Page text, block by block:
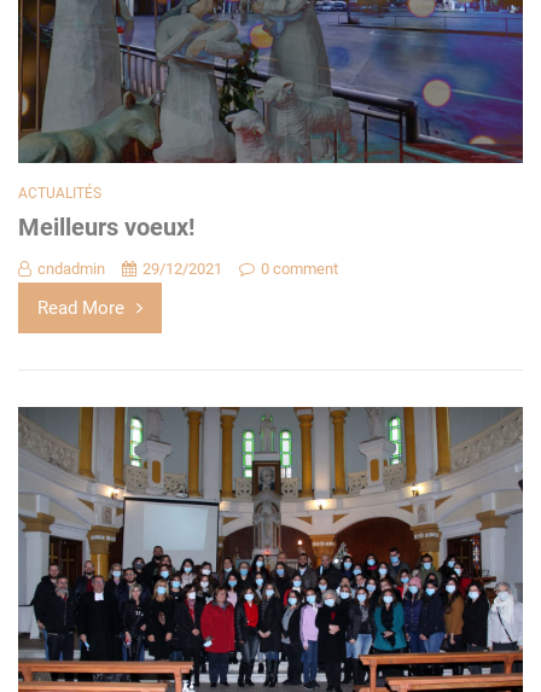
ACTUALITÉS
Meilleurs voeux!
cndadmin 29/12/2021 0 comment
Read More